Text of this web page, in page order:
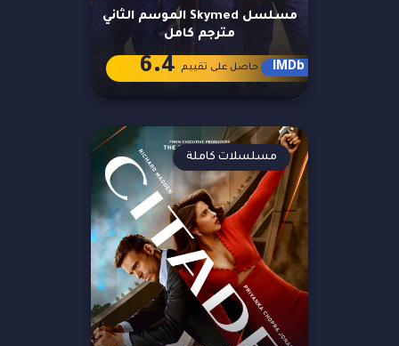
مسلسل Skymed الموسم الثاني
مترجم كامل
IMDb حاصل على تقييم 6.4
مسلسلات كاملة